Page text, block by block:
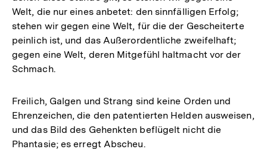
Welt, die nur eines anbetet: den sinnfälligen Erfolg;
stehen wir gegen eine Welt, für die der Gescheiterte
peinlich ist, und das Außerordentliche zweifelhaft;
gegen eine Welt, deren Mitgefühl haltmacht vor der
Schmach.
Freilich, Galgen und Strang sind keine Orden und
Ehrenzeichen, die den patentierten Helden ausweisen,
und das Bild des Gehenkten beflügelt nicht die
Phantasie; es erregt Abscheu.